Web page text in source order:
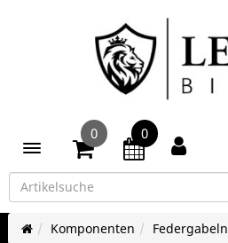
Toggle navigation
0 0
Komponenten Federgabeln